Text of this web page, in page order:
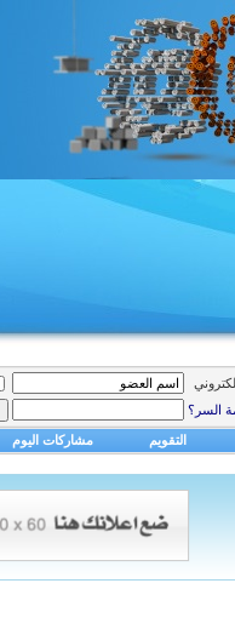
السر؟
التقويم مشاركات اليوم